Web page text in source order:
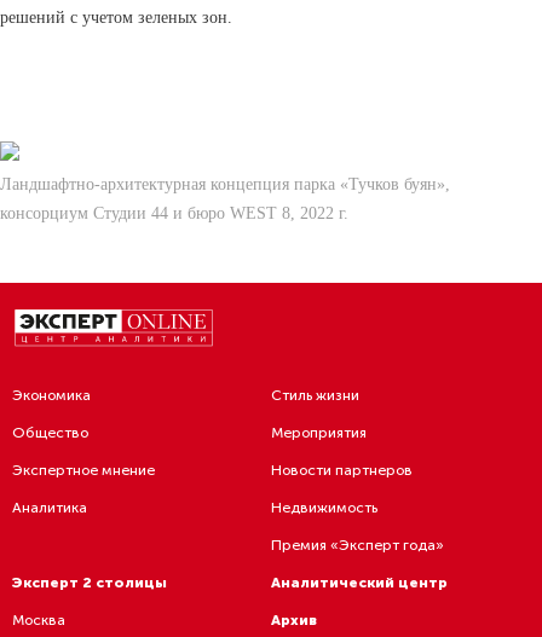
решений с учетом зеленых зон.
Ландшафтно-архитектурная концепция парка «Тучков буян»,
консорциум Студии 44 и бюро WEST 8, 2022 г.
Экономика
Общество
Экспертное мнение
Аналитика
Стиль жизни
Мероприятия
Новости партнеров
Недвижимость
Премия «Эксперт года»
Эксперт 2 столицы
Москва
Аналитический центр
Архив